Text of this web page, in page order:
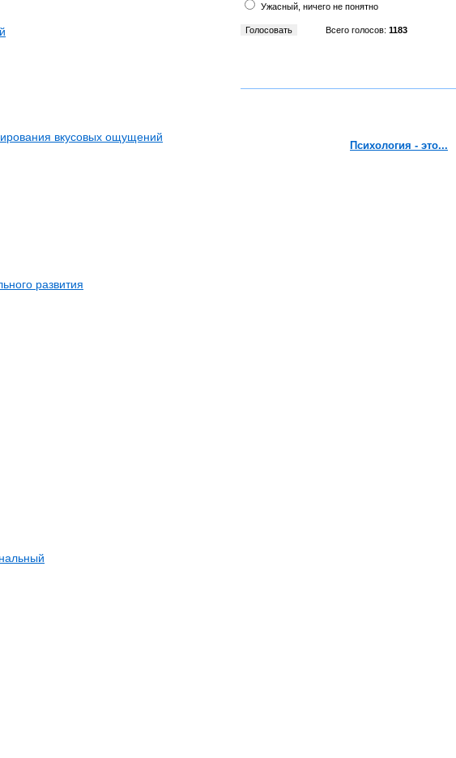
вкусовых ощущений
развития
Ужасный, ничего не понятно
Всего голосов: 1183
Психология - это...